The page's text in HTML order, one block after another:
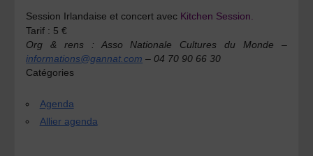
Session Irlandaise et concert avec Kitchen Session.
Tarif : 5 €
Org & rens : Asso Nationale Cultures du Monde –
informations@gannat.com – 04 70 90 66 30
Catégories
Agenda
Allier agenda